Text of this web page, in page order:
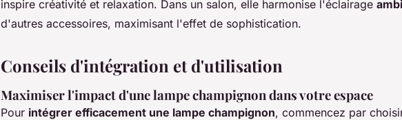
inspire créativité et relaxation. Dans un salon, elle harmonise l'éclairage
d'autres accessoires, maximisant l'effet de sophistication.
Conseils d'intégration et d'utilisation
Maximiser l'impact d'une lampe champignon dans votre espace
Pour intégrer efficacement une lampe champignon, commencez par